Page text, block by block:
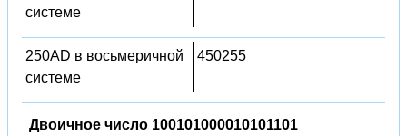
системе
250AD в восьмеричной
системе
450255
Двоичное число 100101000010101101